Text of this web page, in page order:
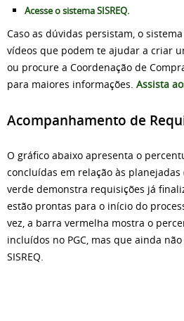
Acesse o sistema SISREQ.
Caso as dúvidas persistam, o
vídeos que podem te ajudar a criar
ou procure a Coordenação de
para maiores informações. Assista
Acompanhamento de
O gráfico abaixo apresenta o
concluídas em relação às
verde demonstra requisições já
estão prontas para o início do
vez, a barra vermelha mostra o
incluídos no PGC, mas que ainda
SISREQ.